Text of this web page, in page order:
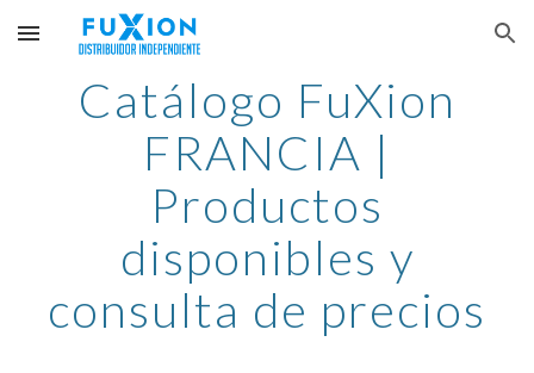
Skip to main content Skip to navigation
Catálogo FuXion
FRANCIA |
Productos
disponibles y
consulta de precios